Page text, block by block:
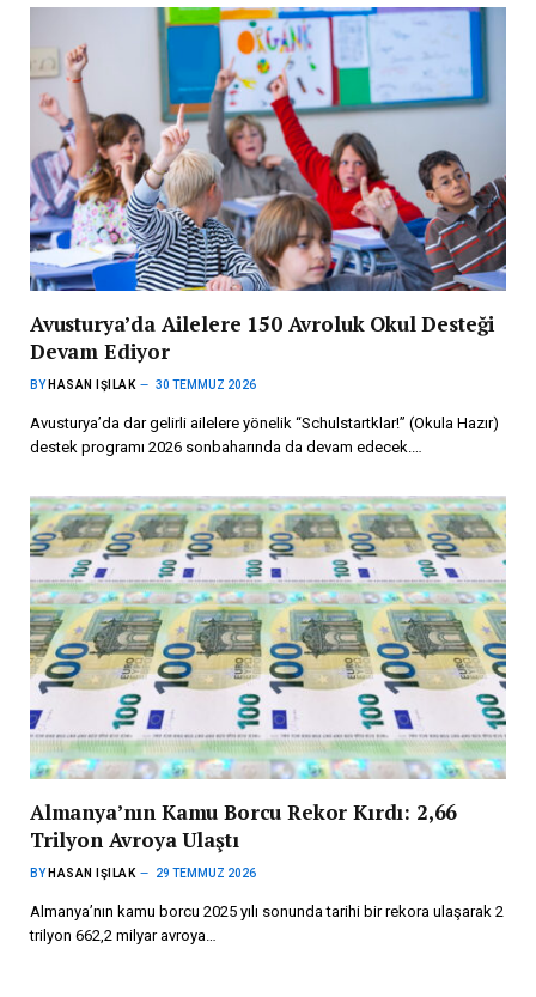
Avusturya’da Ailelere 150 Avroluk Okul Desteği
Devam Ediyor
BY HASAN IŞILAK 30 TEMMUZ 2026
Avusturya’da dar gelirli ailelere yönelik “Schulstartklar!” (Okula Hazır)
destek programı 2026 sonbaharında da devam edecek.…
Almanya’nın Kamu Borcu Rekor Kırdı: 2,66
Trilyon Avroya Ulaştı
BY HASAN IŞILAK 29 TEMMUZ 2026
Almanya’nın kamu borcu 2025 yılı sonunda tarihi bir rekora ulaşarak 2
trilyon 662,2 milyar avroya…